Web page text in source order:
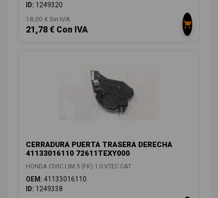
ID: 1249320
18,00 € Sin IVA
21,78 € Con IVA
CERRADURA PUERTA TRASERA DERECHA
41133016110 72611TEXY000
HONDA CIVIC LIM.5 (FK) 1.0 VTEC CAT
OEM: 41133016110
ID: 1249338